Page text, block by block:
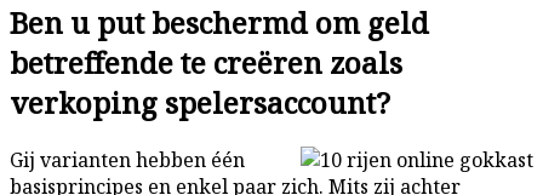
Ben u put beschermd om geld
betreffende te creëren zoals
verkoping spelersaccount?
Gij varianten hebben één
basisprincipes en enkel paar zich. Mits zij achter